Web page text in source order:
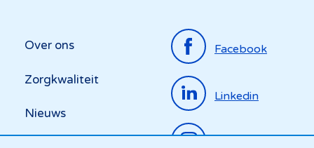
Top
menu
Over ons
Zorgkwaliteit
Nieuws
Facebook
Linkedin
Instagram